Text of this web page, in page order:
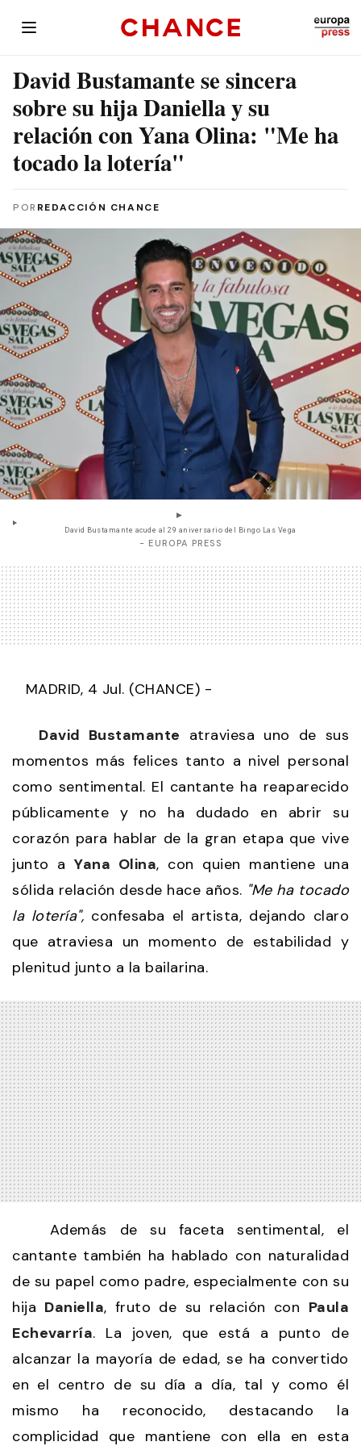
David Bustamante se sincera
sobre su hija Daniella y su
relación con Yana Olina: "Me ha
tocado la lotería"
POR REDACCIÓN CHANCE
David Bustamante acude al 29 aniversario del Bingo Las Vega
- EUROPA PRESS
MADRID, 4 Jul. (CHANCE) -
David Bustamante atraviesa uno de sus
momentos más felices tanto a nivel personal
como sentimental. El cantante ha reaparecido
públicamente y no ha dudado en abrir su
corazón para hablar de la gran etapa que vive
junto a Yana Olina, con quien mantiene una
sólida relación desde hace años. "Me ha tocado
la lotería", confesaba el artista, dejando claro
que atraviesa un momento de estabilidad y
plenitud junto a la bailarina.
Además de su faceta sentimental, el
cantante también ha hablado con naturalidad
de su papel como padre, especialmente con su
hija Daniella, fruto de su relación con Paula
Echevarría. La joven, que está a punto de
alcanzar la mayoría de edad, se ha convertido
en el centro de su día a día, tal y como él
mismo ha reconocido, destacando la
complicidad que mantiene con ella en esta